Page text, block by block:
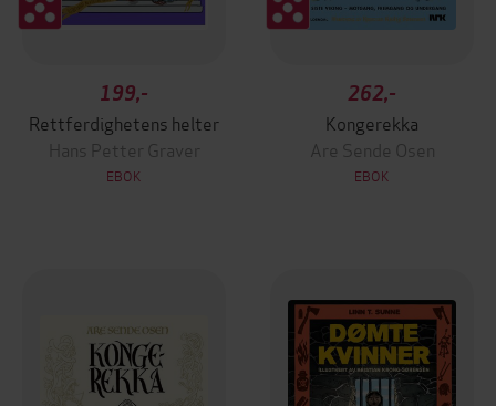
199,-
Rettferdighetens helter
Hans Petter Graver
EBOK
262,-
Kongerekka
Are Sende Osen
EBOK